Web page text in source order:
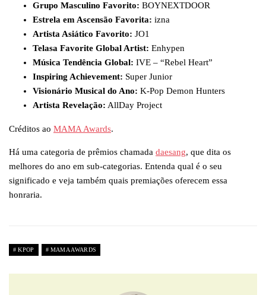
Grupo Masculino Favorito: BOYNEXTDOOR
Estrela em Ascensão Favorita: izna
Artista Asiático Favorito: JO1
Telasa Favorite Global Artist: Enhypen
Música Tendência Global: IVE – “Rebel Heart”
Inspiring Achievement: Super Junior
Visionário Musical do Ano: K-Pop Demon Hunters
Artista Revelação: AllDay Project
Créditos ao MAMA Awards.
Há uma categoria de prêmios chamada daesang, que dita os
melhores do ano em sub-categorias. Entenda qual é o seu
significado e veja também quais premiações oferecem essa
honraria.
KPOP MAMA AWARDS